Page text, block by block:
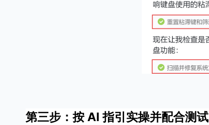
第三步：按 AI 指引实操并配合测试